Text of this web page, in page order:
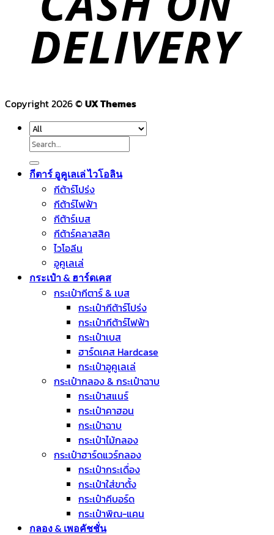
Copyright 2026 ©UX Themes
Search
for:
กีตาร์ อูคูเลเล่ ไวโอลิน
กีต้าร์โปร่ง
กีต้าร์ไฟฟ้า
กีต้าร์เบส
กีต้าร์คลาสสิค
ไวโอลีน
อูคูเลเล่
กระเป๋า & ฮาร์ดเคส
กระเป๋ากีตาร์ & เบส
กระเป๋ากีต้าร์โปร่ง
กระเป๋ากีต้าร์ไฟฟ้า
กระเป๋าเบส
ฮาร์ดเคส Hardcase
กระเป๋าอูคูเลเล่
กระเป๋ากลอง & กระเป๋าฉาบ
กระเป๋าสแนร์
กระเป๋าคาฮอน
กระเป๋าฉาบ
กระเป๋าไม้กลอง
กระเป๋าฮาร์ดแวร์กลอง
กระเป๋ากระเดื่อง
กระเป๋าใส่ขาตั้ง
กระเป๋าคีบอร์ด
กระเป๋าพิณ-แคน
กลอง & เพอคัชชั่น